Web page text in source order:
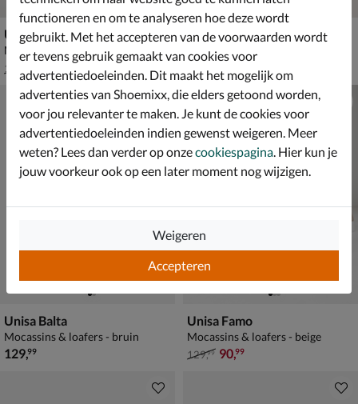
Unisa Balta
Mocassins & loafers - blauw
van € 129,99 voor € 90,99
129
Unisa Belgi
Mocassins & loafers - geel
van € 129,99 voor € 90,99
129 ,
Unisa Balta
Mocassins & loafers - bruin
€ 129,99
129,99
Unisa Famo
Mocassins & loafers - beige
van € 129,99 voor € 90,99
129,99 90,99
functioneren en om te analyseren hoe deze wordt
gebruikt. Met het accepteren van de voorwaarden wordt
er tevens gebruik gemaakt van cookies voor
advertentiedoeleinden. Dit maakt het mogelijk om
advertenties van Shoemixx, die elders getoond worden,
voor jou relevanter te maken. Je kunt de cookies voor
advertentiedoeleinden indien gewenst weigeren. Meer
weten? Lees dan verder op onzecookiespagina . Hier kun je
jouw voorkeur ook op een later moment nog wijzigen.
Accepteren
Weigeren